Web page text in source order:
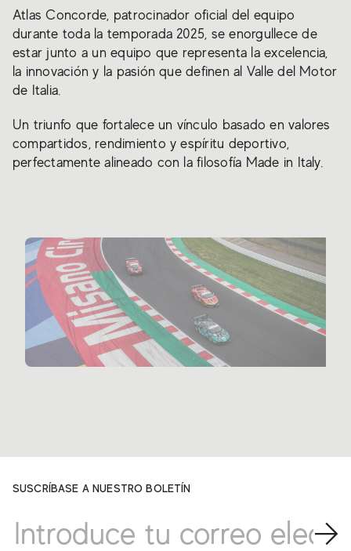
Atlas Concorde, patrocinador oficial del equipo
durante toda la temporada 2025, se enorgullece de
estar junto a un equipo que representa la excelencia,
la innovación y la pasión que definen al Valle del Motor
de Italia.
Un triunfo que fortalece un vínculo basado en valores
compartidos, rendimiento y espíritu deportivo,
perfectamente alineado con la filosofía Made in Italy.
SUSCRÍBASE A NUESTRO BOLETÍN